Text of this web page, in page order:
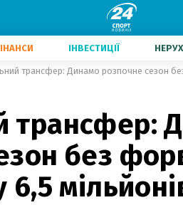
ІНВЕСТИЦІЇ
трансфер: Динамо розпочне сезон
трансфер:
без